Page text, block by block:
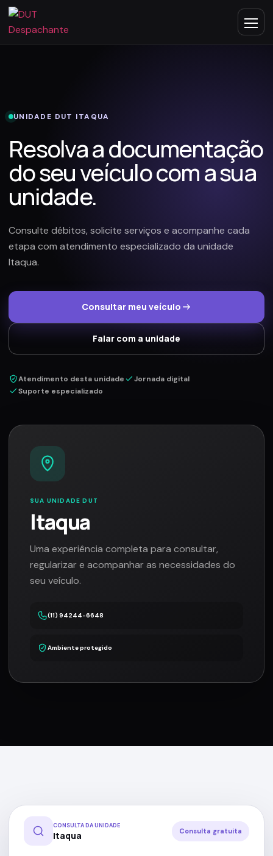
UNIDADE DUT ITAQUA
Resolva a documentação
do seu veículo com a sua
unidade.
Consulte débitos, solicite serviços e acompanhe cada
etapa com atendimento especializado da unidade
Itaqua.
Consultar meu veículo
Falar com a unidade
Atendimento desta unidade
Jornada digital
Suporte especializado
SUA UNIDADE DUT
Itaqua
Uma experiência completa para consultar,
regularizar e acompanhar as necessidades do
seu veículo.
(11) 94244-6648
Ambiente protegido
CONSULTA DA UNIDADE
Itaqua Consulta gratuita